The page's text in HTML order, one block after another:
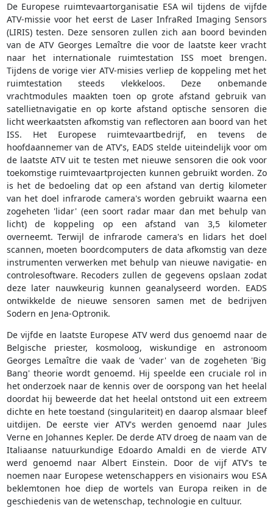
De Europese ruimtevaartorganisatie ESA wil tijdens de vijfde
ATV-missie voor het eerst de Laser InfraRed Imaging Sensors
(LIRIS) testen. Deze sensoren zullen zich aan boord bevinden
van de ATV Georges Lemaître die voor de laatste keer vracht
naar het internationale ruimtestation ISS moet brengen.
Tijdens de vorige vier ATV-misies verliep de koppeling met het
ruimtestation steeds vlekkeloos. Deze onbemande
vrachtmodules maakten toen op grote afstand gebruik van
satellietnavigatie en op korte afstand optische sensoren die
licht weerkaatsten afkomstig van reflectoren aan boord van het
ISS. Het Europese ruimtevaartbedrijf, en tevens de
hoofdaannemer van de ATV's, EADS stelde uiteindelijk voor om
de laatste ATV uit te testen met nieuwe sensoren die ook voor
toekomstige ruimtevaartprojecten kunnen gebruikt worden. Zo
is het de bedoeling dat op een afstand van dertig kilometer
van het doel infrarode camera's worden gebruikt waarna een
zogeheten 'lidar' (een soort radar maar dan met behulp van
licht) de koppeling op een afstand van 3,5 kilometer
overneemt. Terwijl de infrarode camera's en lidars het doel
scannen, moeten boordcomputers de data afkomstig van deze
instrumenten verwerken met behulp van nieuwe navigatie- en
controlesoftware. Recoders zullen de gegevens opslaan zodat
deze later nauwkeurig kunnen geanalyseerd worden. EADS
ontwikkelde de nieuwe sensoren samen met de bedrijven
Sodern en Jena-Optronik.
De vijfde en laatste Europese ATV werd dus genoemd naar de
Belgische priester, kosmoloog, wiskundige en astronoom
Georges Lemaître die vaak de 'vader' van de zogeheten 'Big
Bang' theorie wordt genoemd. Hij speelde een cruciale rol in
het onderzoek naar de kennis over de oorspong van het heelal
doordat hij beweerde dat het heelal ontstond uit een extreem
dichte en hete toestand (singulariteit) en daarop alsmaar bleef
uitdijen. De eerste vier ATV's werden genoemd naar Jules
Verne en Johannes Kepler. De derde ATV droeg de naam van de
Italiaanse natuurkundige Edoardo Amaldi en de vierde ATV
werd genoemd naar Albert Einstein. Door de vijf ATV's te
noemen naar Europese wetenschappers en visionairs wou ESA
beklemtonen hoe diep de wortels van Europa reiken in de
geschiedenis van de wetenschap, technologie en cultuur.